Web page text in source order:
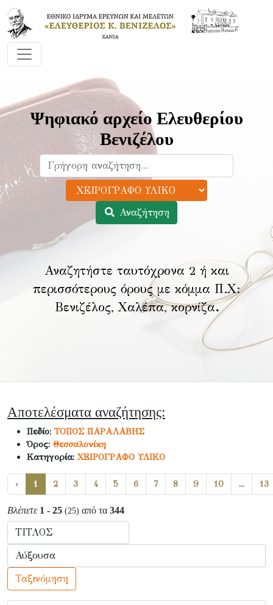
Ψηφιακό αρχείο Ελευθερίου
Βενιζέλου
Αναζήτηση
Αναζητήστε ταυτόχρονα 2 ή και
περισσότερους όρους με κόμμα Π.Χ:
Βενιζέλος, Χαλέπα, κορνίζα.
Αποτελέσματα αναζήτησης:
Πεδίο: ΤΟΠΟΣ ΠΑΡΑΛΑΒΗΣ
Όρος: Θεσσαλονίκη
Κατηγορία:ΧΕΙΡΟΓΡΑΦΟ ΥΛΙΚΟ
‹ 1 2 3 4 5 6 7 8 9 10 ... 13
Βλέπετε 1 - 25 (25) από τα 344
Ταξινόμηση